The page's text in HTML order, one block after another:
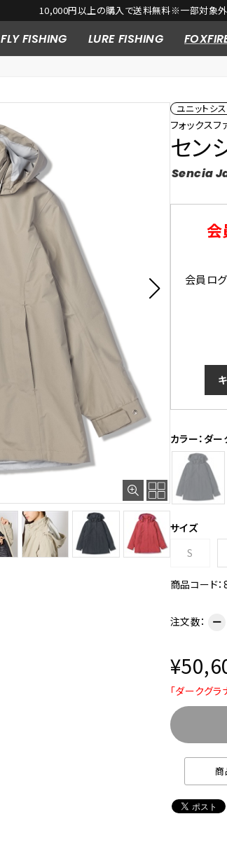
10,000円以上の購入で送料無料※一部対象外
FLY FISHING LURE FISHING
ユニットシ
フォックスフ
セン
Sencia
会
会員ロ
カラー：ダー
サイズ
S
商品コード
注文数： ー
「ダークグラ